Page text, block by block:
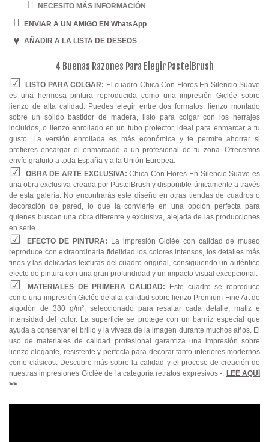
NECESITO MÁS INFORMACIÓN
ENVIAR A UN AMIGO EN WhatsApp
AÑADIR A LA LISTA DE DESEOS
4 Buenas Razones Para Elegir PastelBrush
LISTO PARA COLGAR: El cuadro Chica Con Flores En Silencio Suave
es una hermosa pintura reproducida como una impresión Giclée sobre
lienzo de alta calidad. Puedes elegir entre dos formatos: lienzo montado
sobre un sólido bastidor de madera, listo para colgar con los herrajes
incluidos, o lienzo enrollado en un tubo protector, ideal para enmarcar a tu
gusto. La versión enrollada es más económica y te permite ahorrar si
prefieres encargar el enmarcado a un profesional de tu zona. Ofrecemos
envío gratuito a toda España y a la Unión Europea.
OBRA DE ARTE EXCLUSIVA:Chica Con Flores En Silencio Suave es
una obra exclusiva creada por PastelBrush y disponible únicamente a través
de esta galería. No encontrarás este diseño en otras tiendas de cuadros o
decoración de pared, lo que la convierte en una opción perfecta para
quienes buscan una obra diferente y exclusiva, alejada de las producciones
en serie.
EFECTO DE PINTURA: La impresión Giclée con calidad de museo
reproduce con extraordinaria fidelidad los colores intensos, los detalles más
finos y las delicadas texturas del cuadro original, consiguiendo un auténtico
efecto de pintura con una gran profundidad y un impacto visual excepcional.
MATERIALES DE PRIMERA CALIDAD: Este cuadro se reproduce
como una impresión Giclée de alta calidad sobre lienzo Premium Fine Art de
algodón de 380 g/m², seleccionado para resaltar cada detalle, matiz e
intensidad del color. La superficie se protege con un barniz especial que
ayuda a conservar el brillo y la viveza de la imagen durante muchos años. El
uso de materiales de calidad profesional garantiza una impresión sobre
lienzo elegante, resistente y perfecta para decorar tanto interiores modernos
como clásicos. Descubre más sobre la calidad y el proceso de creación de
nuestras impresiones Giclée de la categoría retratos expresivos -: LEE AQUÍ
>>